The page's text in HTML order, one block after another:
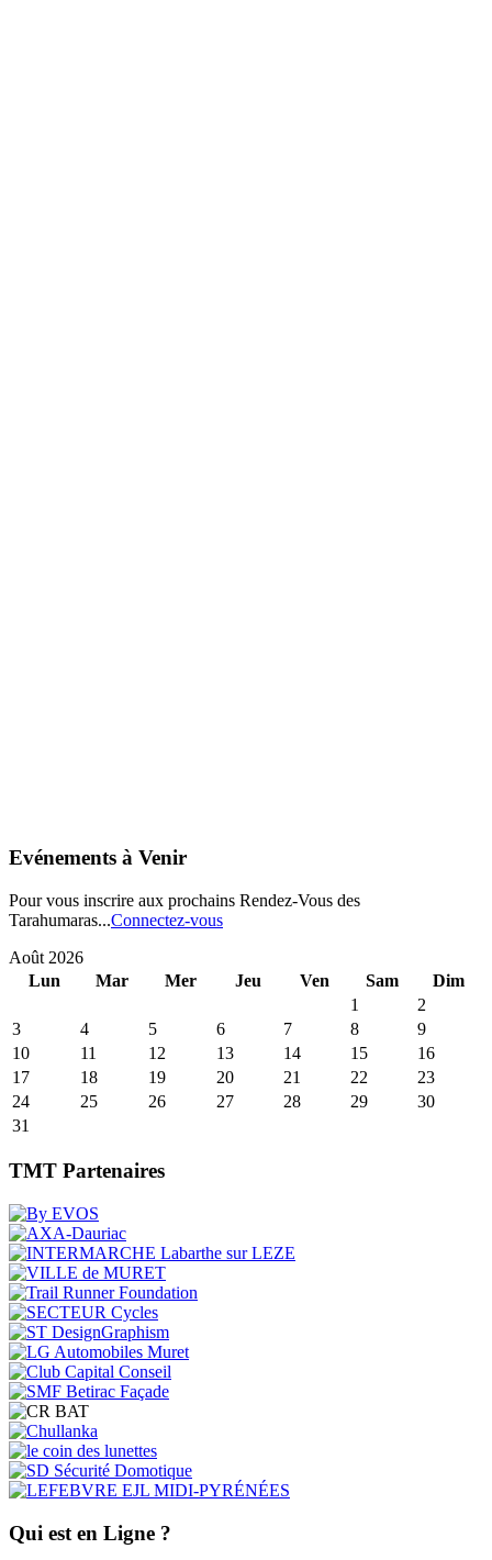
Evénements à Venir
Pour vous inscrire aux prochains Rendez-Vous des
Tarahumaras...Connectez-vous
Août 2026
Lun
Mar Mer Jeu Ven Sam
Dim
1
2
3
4 5 6 7 8
9
10
11 12 13 14 15
16
17
18 19 20 21 22
23
24
25 26 27 28 29
30
31
TMT Partenaires
Qui est en Ligne ?